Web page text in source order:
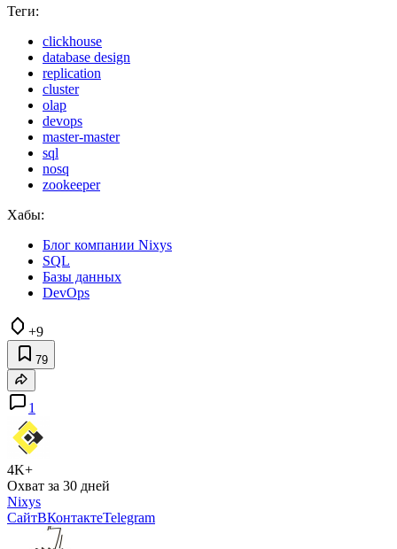
Теги:
clickhouse
database design
replication
cluster
olap
devops
master-master
sql
nosq
zookeeper
Хабы:
Блог компании Nixys
SQL
Базы данных
DevOps
+9
79
1
4K+
Охват за 30 дней
Nixys
СайтВКонтактеTelegram